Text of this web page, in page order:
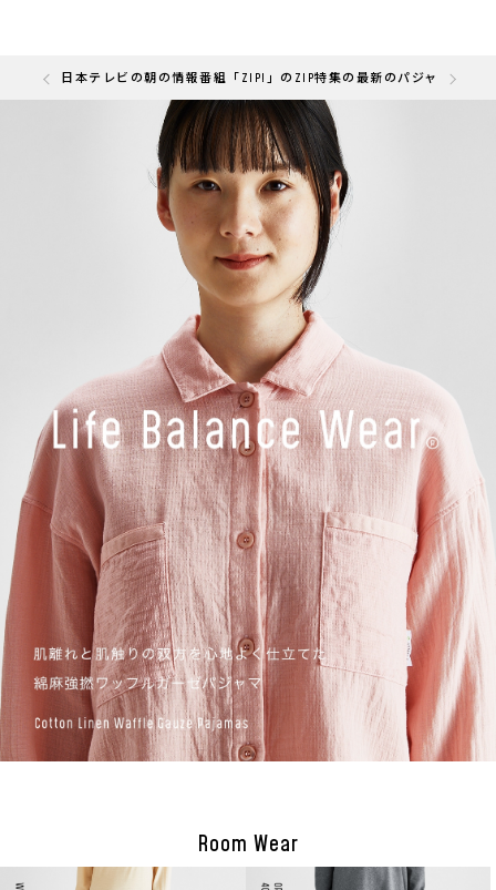
快眠部門」を受賞しました
日本テレビの朝の情報番組「ZIP!」のZIP特集の最新のパジャマとし
Room Wear